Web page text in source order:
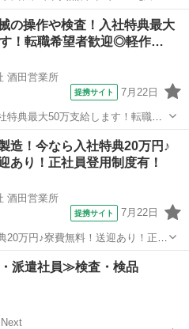
未経験者大歓迎！ Point5...
の操作や検査！入社特典最大
！転職希望者歓迎◎軽作…
酒田営業所
提携サイト 7月22日
典最大50万支給します！転職希
快適1ルーム寮が備品込で1....
造！今なら入社特典20万円♪
あり！正社員登用制度有！
酒田営業所
提携サイト 7月22日
万円♪寮費無料！送迎あり！正社
勤務未経験者歓迎！ Point4☆...
派遣社員≫検査・検品